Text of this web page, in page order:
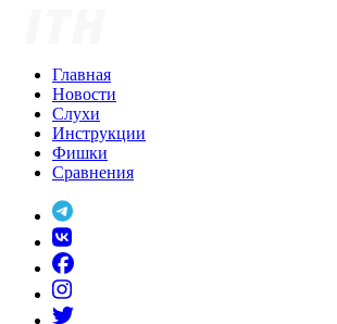
Главная
Новости
Слухи
Инструкции
Фишки
Сравнения